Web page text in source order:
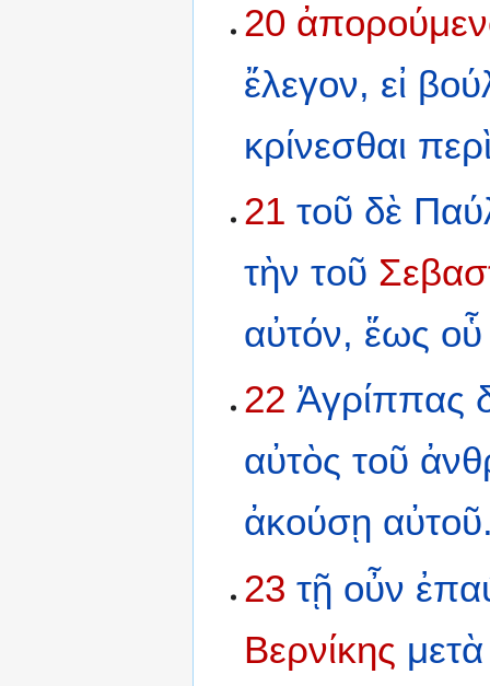
20
ἔλεγον, εἰ
κρίνεσθαι
21 τοῦ δὲ
τὴν τοῦ
αὐτόν, ἕως οὗ
22 Ἀγρίππας
αὐτὸς τοῦ
ἀκούσῃ
23 τῇ οὖν
Βερνίκης μετὰ